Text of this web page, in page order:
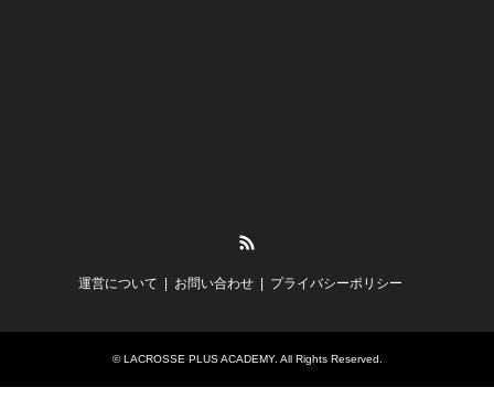
運営について お問い合わせ プライバシーポリシー
©LACROSSE PLUS ACADEMY. All Rights Reserved.